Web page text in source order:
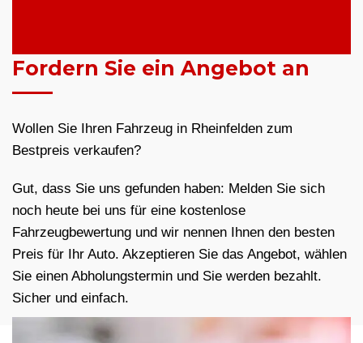
Fordern Sie ein Angebot an
Wollen Sie Ihren Fahrzeug in Rheinfelden zum
Bestpreis verkaufen?
Gut, dass Sie uns gefunden haben: Melden Sie sich
noch heute bei uns für eine kostenlose
Fahrzeugbewertung und wir nennen Ihnen den besten
Preis für Ihr Auto. Akzeptieren Sie das Angebot, wählen
Sie einen Abholungstermin und Sie werden bezahlt.
Sicher und einfach.